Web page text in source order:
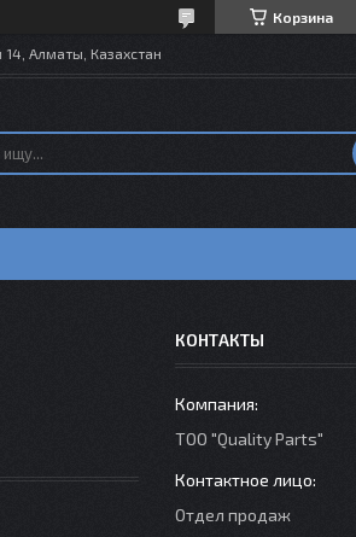
Корзина
Алматы, Казахстан
КОНТАКТЫ
ТОО "Quality Parts"
Отдел продаж